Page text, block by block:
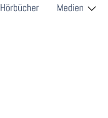
Hörbücher Medien